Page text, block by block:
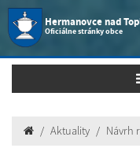
Hermanovce nad
Oficiálne stránky obce
Aktuality Návrh